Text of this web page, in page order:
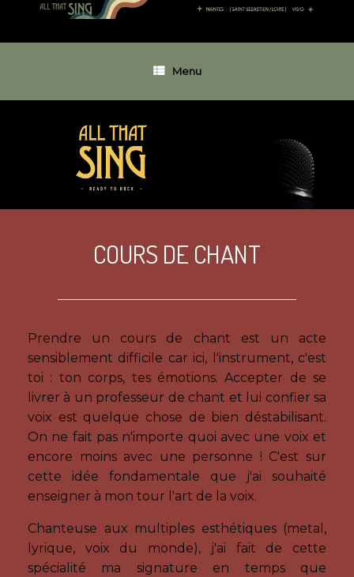
Menu
COURS DE CHANT
Prendre un cours de chant est un acte
sensiblement difficile car ici, l'instrument, c'est
toi : ton corps, tes émotions. Accepter de se
livrer à un professeur de chant et lui confier sa
voix est quelque chose de bien déstabilisant.
On ne fait pas n'importe quoi avec une voix et
encore moins avec une personne ! C'est sur
cette idée fondamentale que j'ai souhaité
enseigner à mon tour l'art de la voix.
Chanteuse aux multiples esthétiques (metal,
lyrique, voix du monde), j'ai fait de cette
spécialité ma signature en temps que